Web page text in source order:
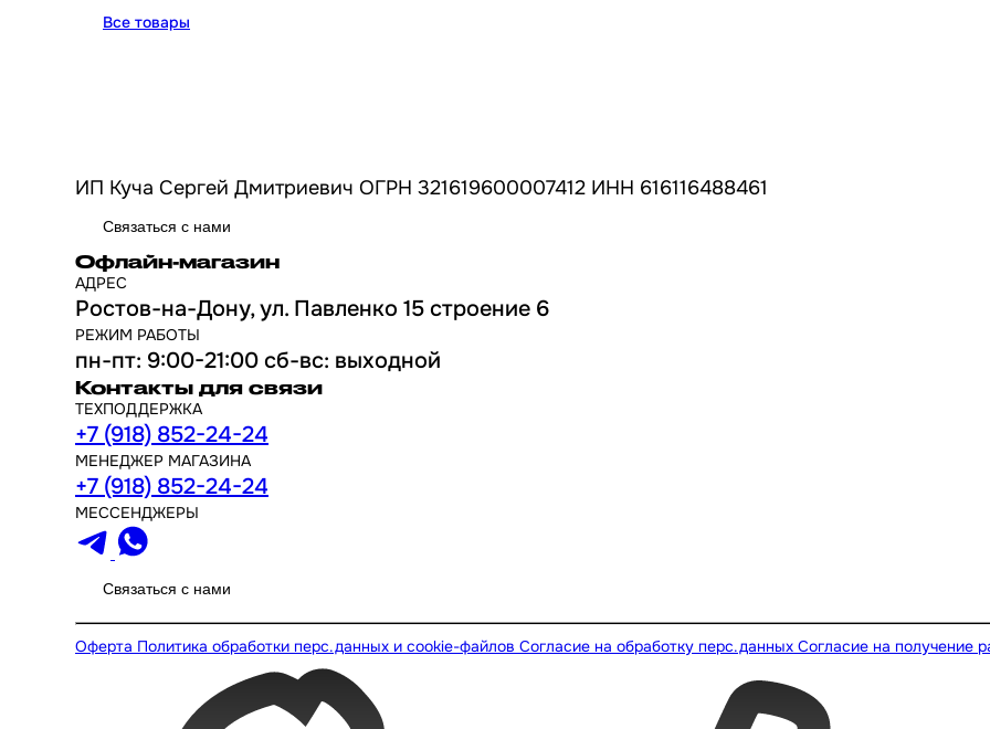
Все товары
ИП Куча Сергей Дмитриевич ОГРН 321619600007412 ИНН 616116488461
Связаться с нами
Офлайн-магазин
АДРЕС
Ростов-на-Дону, ул. Павленко 15 строение 6
РЕЖИМ РАБОТЫ
пн-пт: 9:00-21:00 сб-вс: выходной
Контакты для связи
ТЕХПОДДЕРЖКА
+7 (918) 852-24-24
МЕНЕДЖЕР МАГАЗИНА
+7 (918) 852-24-24
МЕССЕНДЖЕРЫ
Связаться с нами
Оферта Политика обработки перс.данных и cookie-файлов Согласие на обработку перс.данных Согласие на получение